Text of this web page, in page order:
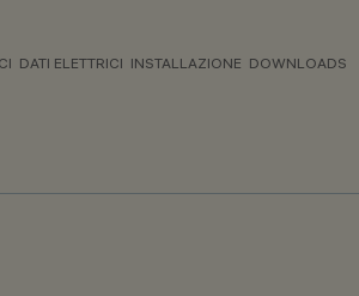
DATI ELETTRICI INSTALLAZIONE DOWNLOADS